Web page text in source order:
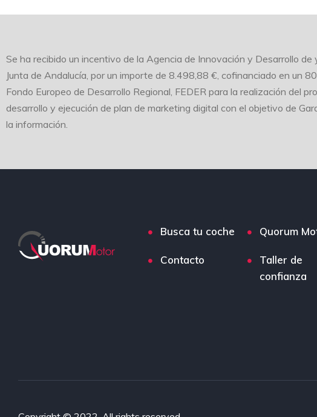
Se ha recibido un incentivo de la Agencia de Innovación y Desarrollo de
Junta de Andalucía, por un importe de 8.498,88 €, cofinanciado en un
Fondo Europeo de Desarrollo Regional, FEDER para la realización del
desarrollo y ejecución de plan de marketing digital con el objetivo de
la información.
Busca tu coche Quorum
Contacto
Taller de
confianza